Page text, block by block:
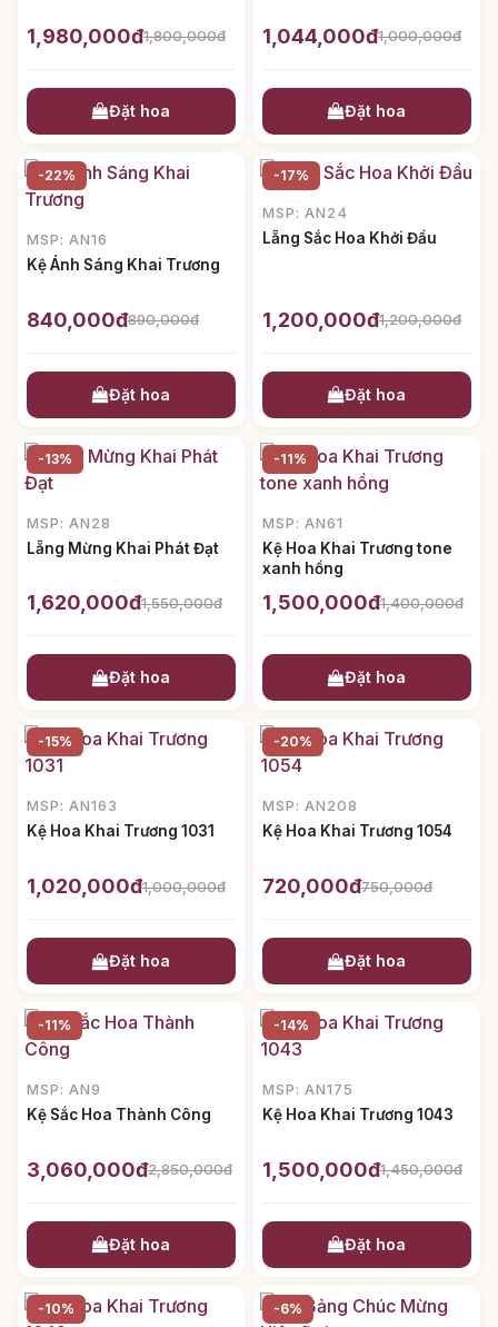
1,980,000đ1,800,000đ
Đặt hoa
1,044,000đ1,000,000đ
Đặt hoa
-22%
MSP: AN16
Kệ Ánh Sáng Khai Trương
840,000đ890,000đ
Đặt hoa
-17%
MSP: AN24
Lẵng Sắc Hoa Khởi Đầu
1,200,000đ1,200,000đ
Đặt hoa
-13%
MSP: AN28
Lẵng Mừng Khai Phát Đạt
1,620,000đ1,550,000đ
Đặt hoa
-11%
MSP: AN61
Kệ Hoa Khai Trương tone
xanh hồng
1,500,000đ1,400,000đ
Đặt hoa
-15%
MSP: AN163
Kệ Hoa Khai Trương 1031
1,020,000đ1,000,000đ
Đặt hoa
-20%
MSP: AN208
Kệ Hoa Khai Trương 1054
720,000đ750,000đ
Đặt hoa
-11%
MSP: AN9
Kệ Sắc Hoa Thành Công
3,060,000đ2,850,000đ
Đặt hoa
-14%
MSP: AN175
Kệ Hoa Khai Trương 1043
1,500,000đ1,450,000đ
Đặt hoa
-10% -6%